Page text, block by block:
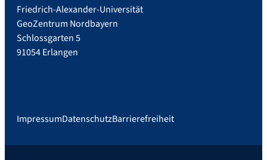
Friedrich-Alexander-Universität
GeoZentrum Nordbayern
Schlossgarten 5
91054 Erlangen
ImpressumDatenschutzBarrierefreiheit